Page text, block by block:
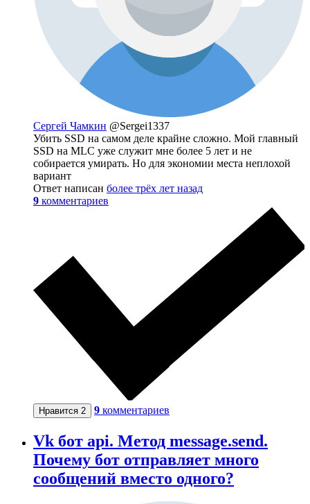
Сергей Чамкин @Sergei1337
Убить SSD на самом деле крайне сложно. Мой главный
SSD на MLC уже служит мне более 5 лет и не
собирается умирать. Но для экономии места неплохой
вариант
Ответ написан более трёх лет назад
9 комментариев
Нравится 2 9 комментариев
Vk бот api. Метод message.send.
Почему бот отправляет много
сообщений вместо одного?